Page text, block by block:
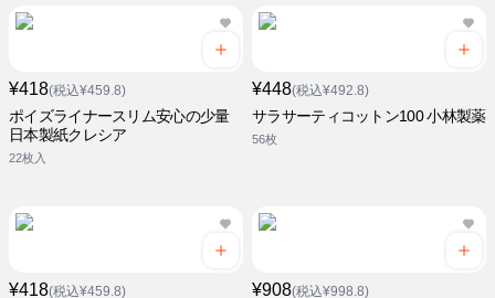
¥418(税込¥459.8)
ポイズライナースリム安心の少量
日本製紙クレシア
22枚入
¥448(税込¥492.8)
サラサーティコットン100 小林製薬
56枚
¥418(税込¥459.8) ¥908(税込¥998.8)